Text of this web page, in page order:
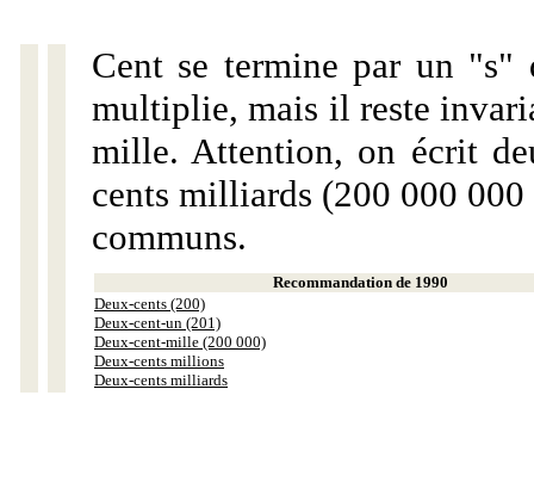
Cent se termine par un "s"
multiplie, mais il reste
mille. Attention, on écrit
cents milliards (200 000
communs.
Recommandation de 1990
Deux-cents (200)
Deux-cent-un (201)
Deux-cent-mille (200 000)
Deux-cents millions
Deux-cents milliards